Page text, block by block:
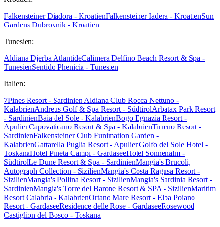
Falkensteiner Diadora - KroatienFalkensteiner Iadera - KroatienSun
Gardens Dubrovnik - Kroatien
Tunesien:
Aldiana Djerba AtlantideCalimera Delfino Beach Resort & Spa -
TunesienSentido Phenicia - Tunesien
Italien:
7Pines Resort - Sardinien Aldiana Club Rocca Nettuno -
KalabrienAndreus Golf & Spa Resort - SüdtirolArbatax Park Resort
- SardinienBaia del Sole - KalabrienBogo Egnazia Resort -
ApulienCapovaticano Resort & Spa - KalabrienTirreno Resort -
SardinienFalkensteiner Club Funimation Garden -
KalabrienGattarella Puglia Resort - ApulienGolfo del Sole Hotel -
ToskanaHotel Pineta Campi - GardaseeHotel Sonnenalm -
SüdtirolLe Dune Resort & Spa - SardinienMangia's Brucoli,
Autograph Collection - SizilienMangia's Costa Ragusa Resort -
SizilienMangia's Pollina Resort - SizilienMangia's Sardinia Resort -
SardinienMangia's Torre del Barone Resort & SPA - SizilienMaritim
Resort Calabria - KalabrienOrtano Mare Resort - Elba Poiano
Resort - GardaseeResidence delle Rose - GardaseeRosewood
Castiglion del Bosco - Toskana